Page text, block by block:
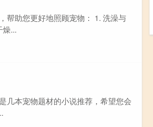
帮助您更好地照顾宠物： 1. 洗澡与
...
几本宠物题材的小说推荐，希望您会